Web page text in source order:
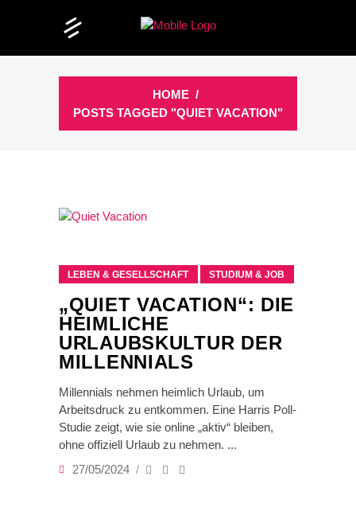
HOME /
POSTS TAGGED "QUIET VACATION"
LEBEN & GESELLSCHAFT STUDIUM & JOB
„QUIET VACATION“: DIE
HEIMLICHE
URLAUBSKULTUR DER
MILLENNIALS
Millennials nehmen heimlich Urlaub, um
Arbeitsdruck zu entkommen. Eine Harris Poll-
Studie zeigt, wie sie online „aktiv“ bleiben,
ohne offiziell Urlaub zu nehmen.
27/05/2024